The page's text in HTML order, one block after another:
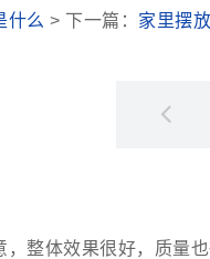
什么 > 下一篇： 家里摆
整体效果很好，质量